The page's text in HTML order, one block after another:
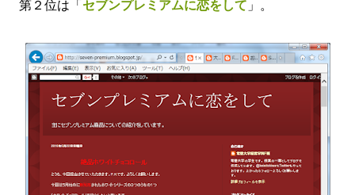
第２位は「セブンプレミアムに恋をして 」。